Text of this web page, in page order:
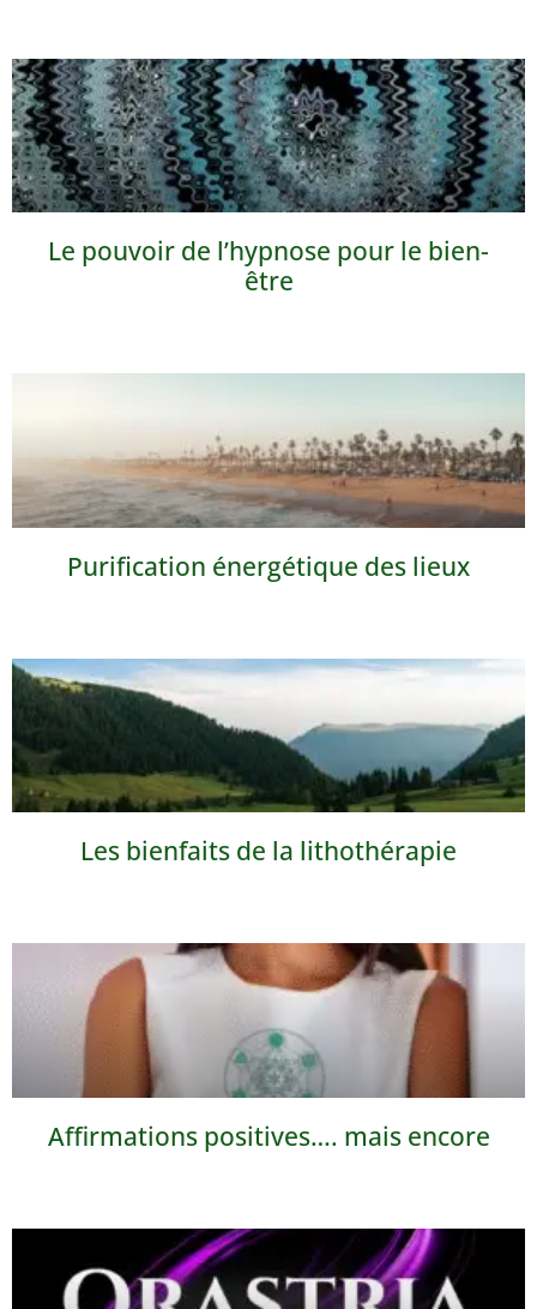
Le pouvoir de l’hypnose pour le bien-
être
Purification énergétique des lieux
Les bienfaits de la lithothérapie
Affirmations positives…. mais encore